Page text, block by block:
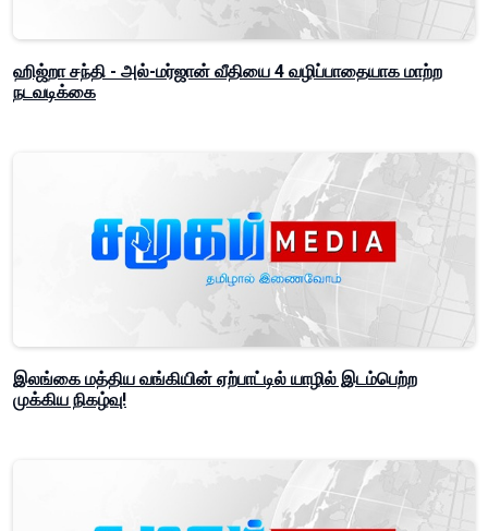
ஹிஜ்றா சந்தி - அல்-மர்ஜான் வீதியை 4 வழிப்பாதையாக மாற்ற
நடவடிக்கை
இலங்கை மத்திய வங்கியின் ஏற்பாட்டில் யாழில் இடம்பெற்ற
முக்கிய நிகழ்வு!